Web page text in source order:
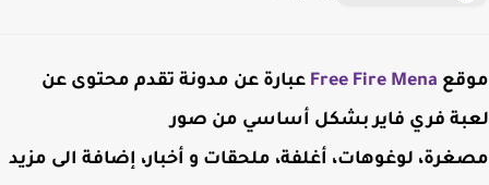
موقع Free Fire Mena عبارة عن مدونة تقدم محتوى عن
لعبة فري فاير بشكل أساسي من صور
مصغرة، لوغوهات، أغلفة، ملحقات و أخبار، إضافة الى مزيد